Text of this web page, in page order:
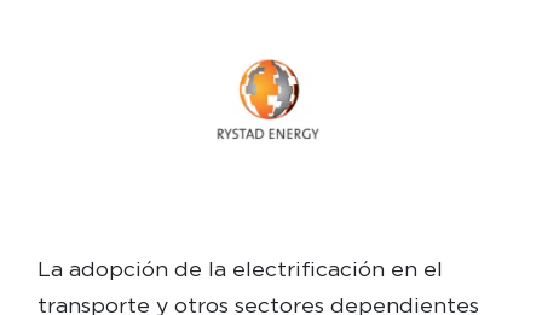
La adopción de la electrificación en el
transporte y otros sectores dependientes